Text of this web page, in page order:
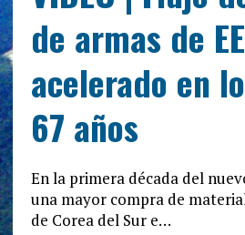
de armas de
acelerado en
67 años
En la primera década del
una mayor compra de
de Corea del Sur e…